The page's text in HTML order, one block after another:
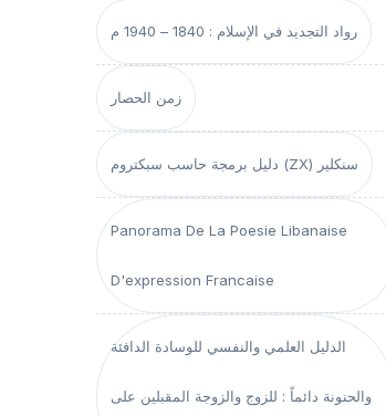
رواد التجديد في الإسلام : 1840 – 1940 م
زمن الحصار
دليل برمجة حاسب سبكتروم (ZX) سنكلير
Panorama De La Poesie Libanaise
D'expression Francaise
الدليل العلمي والنفسي للوسادة الدافئة
والحنونة دائماً : للزوج والزوجة المقبلين على